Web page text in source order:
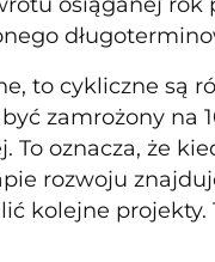
to cykliczne są
zamrożony na
To oznacza, że
rozwoju
kolejne